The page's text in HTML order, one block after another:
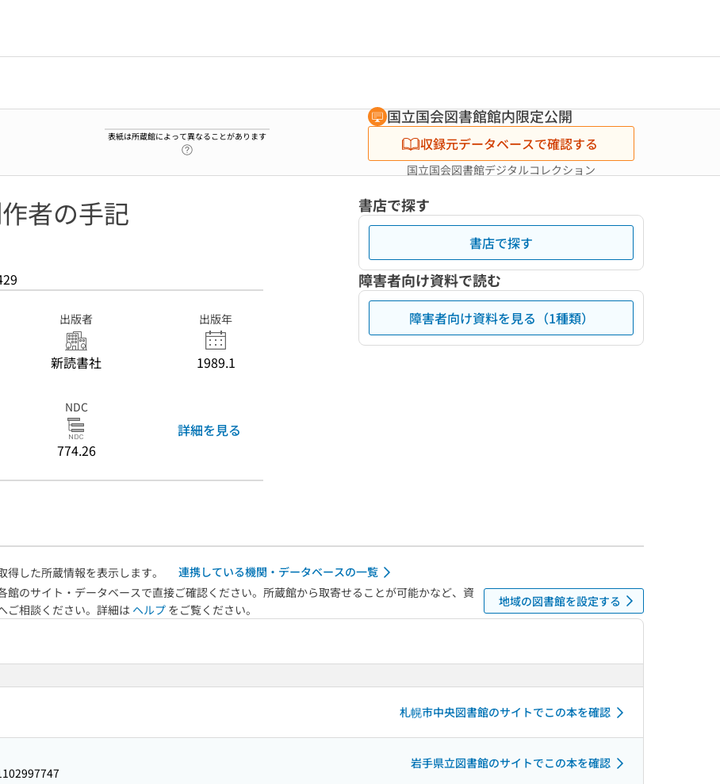
表紙は所蔵館によって異なることがあります
国立国会図書館館内限定公開
収録元データベースで確認する
国立国会図書館デジタルコレクション
者の手記
出版者
新読書社
出版年
1989.1
NDC
774.26
詳細を見る
書店で探す
書店で探す
障害者向け資料で読む
障害者向け資料を見る（1種類）
した所蔵情報を表示します。
連携している機関・データベースの一覧
のサイト・データベースで直接ご確認ください。所蔵館から取寄せることが可能かなど、資
ご相談ください。詳細は ヘルプ をご覧ください。
地域の図書館を設定する
札幌市中央図書館のサイトでこの本を確認
岩手県立図書館のサイトでこの本を確認